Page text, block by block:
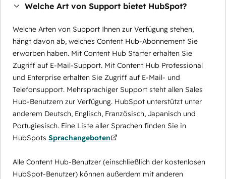
Welche Art von Support bietet HubSpot?
Welche Arten von Support Ihnen zur Verfügung stehen,
hängt davon ab, welches Content Hub-Abonnement Sie
erworben haben. Mit Content Hub Starter erhalten Sie
Zugriff auf E-Mail-Support. Mit Content Hub Professional
und Enterprise erhalten Sie Zugriff auf E-Mail- und
Telefonsupport. Mehrsprachiger Support steht allen Sales
Hub-Benutzern zur Verfügung. HubSpot unterstützt unter
anderem Deutsch, Englisch, Französisch, Japanisch und
Portugiesisch. Eine Liste aller Sprachen finden Sie in
HubSpots Sprachangeboten
Alle Content Hub-Benutzer (einschließlich der kostenlosen
HubSpot-Benutzer) können außerdem mit anderen